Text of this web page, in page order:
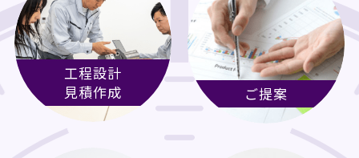
工程設計
見積作成
ご提案